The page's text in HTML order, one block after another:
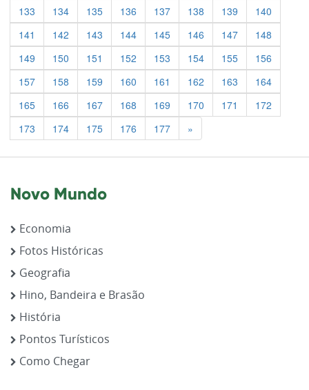
133
134 135 136 137 138 139
140
141
142 143 144 145 146 147
148
149
150 151 152 153 154 155
156
157
158 159 160 161 162 163
164
165
166 167 168 169 170 171
172
173
174 175 176 177 »
Novo Mundo
Economia
Fotos Históricas
Geografia
Hino, Bandeira e Brasão
História
Pontos Turísticos
Como Chegar